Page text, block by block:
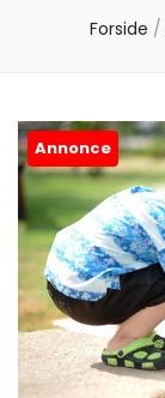
Forside /
Annonce